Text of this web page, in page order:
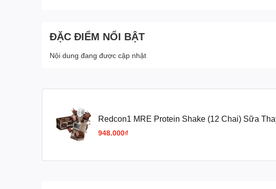
ĐẶC ĐIỂM NỔI BẬT
Nội dung đang được cập nhật
Redcon1 MRE Protein Shake (12 Chai) Sữa
Thế Bữa Ăn
948.000₫